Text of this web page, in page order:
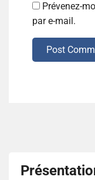
Prévenez-
par e-mail.
Post